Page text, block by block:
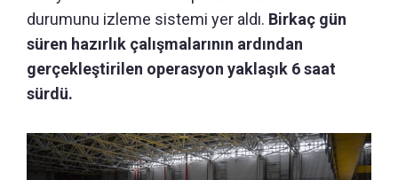
durumunu izleme sistemi yer aldı. Birkaç gün
süren hazırlık çalışmalarının ardından
gerçekleştirilen operasyon yaklaşık 6 saat
sürdü.